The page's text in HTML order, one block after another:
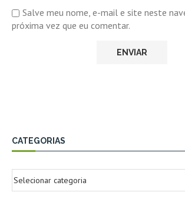
Salve meu nome, e-mail e site neste
próxima vez que eu comentar.
CATEGORIAS